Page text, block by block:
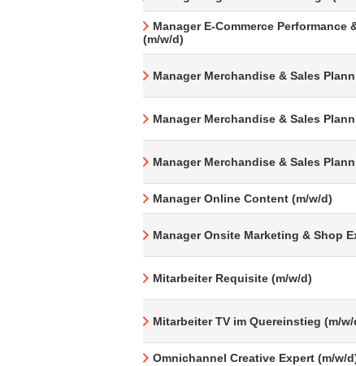
Manager E-Commerce Performance
(m/w/d)
Manager Merchandise & Sales
Manager Merchandise & Sales
Manager Merchandise & Sales
Manager Online Content (m/w/d)
Manager Onsite Marketing & Shop
Mitarbeiter Requisite (m/w/d)
Mitarbeiter TV im Quereinstieg (m/w/
Omnichannel Creative Expert (m/w/